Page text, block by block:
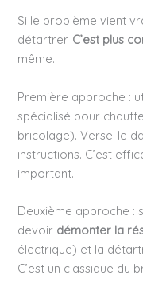
Si le problème vient
détartrer. C’est plus
même.
Première approche :
spécialisé pour
bricolage). Verse-le
instructions. C’est
important.
Deuxième approche :
devoir démonter la
électrique) et la
C’est un classique du